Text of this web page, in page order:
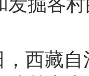
，西藏